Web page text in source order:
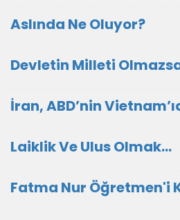
Aslında Ne Oluyor?
Devletin Milleti
İran, ABD’nin
Laiklik Ve Ulus Olmak…
Fatma Nur Öğretmen'i